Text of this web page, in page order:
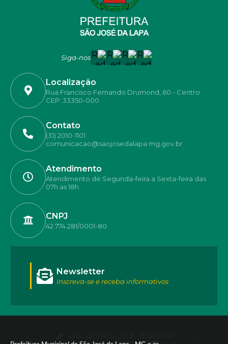
Siga-nos
Localização
Rua Francisco Fernando Drumond, 60 - Centro
CEP: 33350-000
Contato
(31) 2010-1101
comunicacao@saojosedalapa.mg.gov.br
Atendimento
Atendimento de Segunda-feira a Sexta-feira das
07h as 18h
CNPJ
42.774.281/0001-80
Newsletter
Inscreva-se e receba informativos